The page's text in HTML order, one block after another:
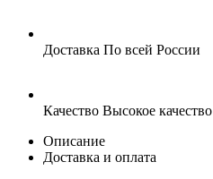
Доставка По всей России
Качество Высокое качество
Описание
Доставка и оплата